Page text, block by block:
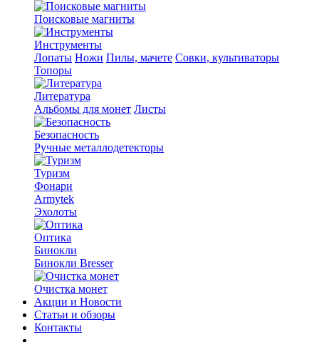
Поисковые магниты
Инструменты
Лопаты Ножи Пилы, мачете Совки, культиваторы
Топоры
Литература
Альбомы для монет Листы
Безопасность
Ручные металлодетекторы
Туризм
Фонари
Armytek
Эхолоты
Оптика
Бинокли
Бинокли Bresser
Очистка монет
Акции и Новости
Статьи и обзоры
Контакты